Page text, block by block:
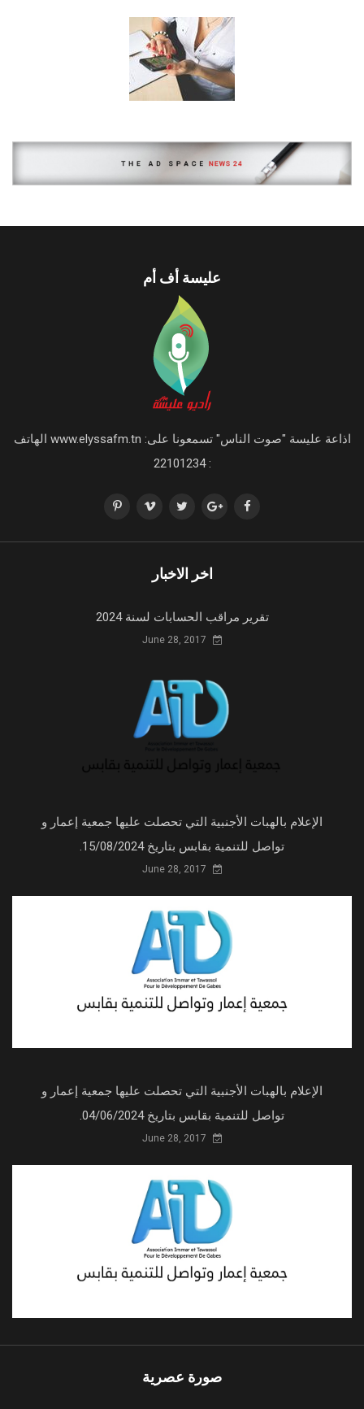
عليسة أف أم
اذاعة عليسة "صوت الناس" تسمعونا على: www.elyssafm.tn الهاتف
: 22101234
اخر الاخبار
تقرير مراقب الحسابات لسنة 2024
الإعلام بالهبات الأجنبية التي تحصلت عليها جمعية إعمار و
تواصل للتنمية بقابس بتاريخ 15/08/2024.
الإعلام بالهبات الأجنبية التي تحصلت عليها جمعية إعمار و
تواصل للتنمية بقابس بتاريخ 04/06/2024.
صورة عصرية